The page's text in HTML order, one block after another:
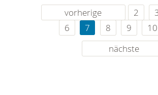
vorherige 2
6
7 8 9 10
nächste